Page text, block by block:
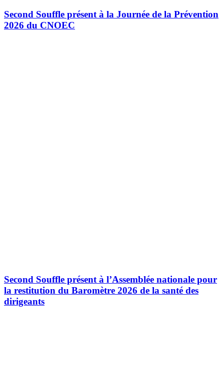
Second Souffle présent à la Journée de la Prévention
2026 du CNOEC
Second Souffle présent à l’Assemblée nationale pour
la restitution du Baromètre 2026 de la santé des
dirigeants